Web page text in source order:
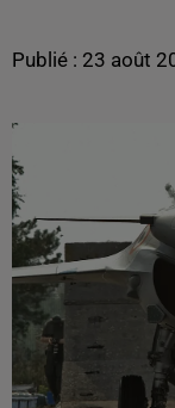
Publié : 23 août